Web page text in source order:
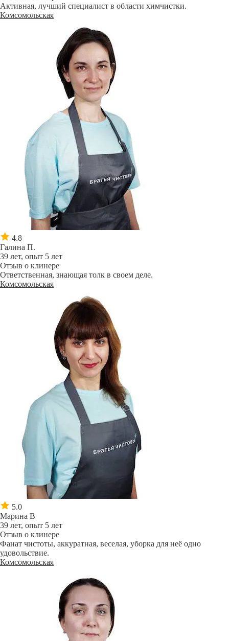
Активная, лучший специалист в области химчистки.
Комсомольская
4.8
Галина П.
39 лет, опыт 5 лет
Отзыв о клинере
Ответственная, знающая толк в своем деле.
Комсомольская
5.0
Марина В
39 лет, опыт 5 лет
Отзыв о клинере
Фанат чистоты, аккуратная, веселая, уборка для неё одно
удовольствие.
Комсомольская